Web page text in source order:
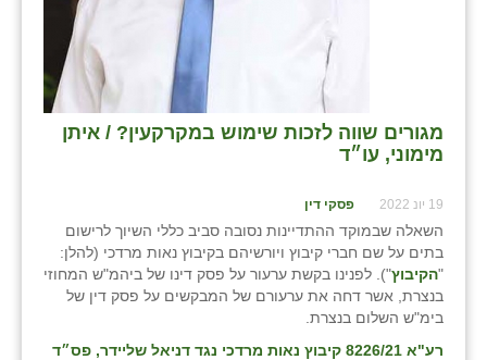
מגורים שווה לזכות שימוש במקרקעין? / איתן
מימוני, עו״ד
19 יונ 2022 פסקי דין
השאלה שבמוקד ההתדיינות נסובה סביב כללי השיוך לרישום
בתים על שם חברי קיבוץ ויורשיהם בקיבוץ נאות מרדכי (להלן:
"הקיבוץ"). לפנינו בקשת ערעור על פסק דינו של ביהמ"ש המחוזי
בנצרת, אשר דחה את ערעורם של המבקשים על פסק דין של
בימ"ש השלום בנצרת.
רע"א 8226/21 קיבוץ נאות מרדכי נגד דניאל שליידר, פס״ד